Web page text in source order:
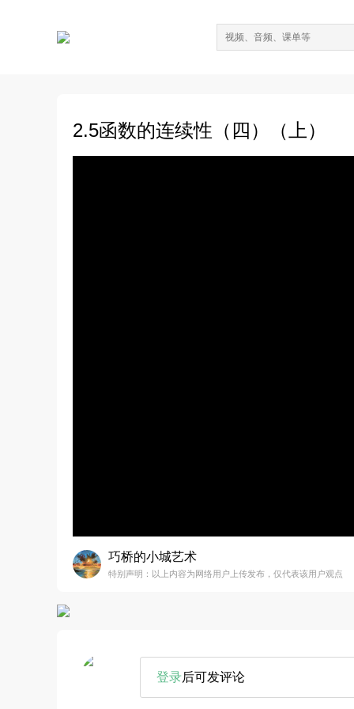
2.5函数的连续性（四）（上）
巧桥的小城艺术
特别声明：以上内容为网络用户上传发布，仅代表该用户观点
登录后可发评论